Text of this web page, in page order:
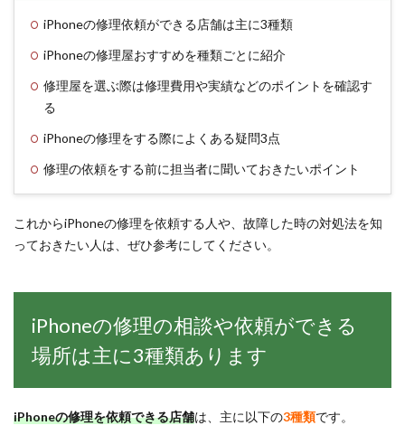
iPhoneの修理依頼ができる店舗は主に3種類
iPhoneの修理屋おすすめを種類ごとに紹介
修理屋を選ぶ際は修理費用や実績などのポイントを確認す
る
iPhoneの修理をする際によくある疑問3点
修理の依頼をする前に担当者に聞いておきたいポイント
これからiPhoneの修理を依頼する人や、故障した時の対処法を知
っておきたい人は、ぜひ参考にしてください。
iPhoneの修理の相談や依頼ができる
場所は主に3種類あります
iPhoneの修理を依頼できる店舗は、主に以下の3種類です。